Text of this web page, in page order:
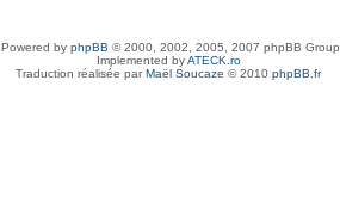
Powered by phpBB © 2000, 2002, 2005, 2007 phpBB Group
Implemented byATECK.ro
Traduction réalisée parMaël Soucaze © 2010 phpBB.fr